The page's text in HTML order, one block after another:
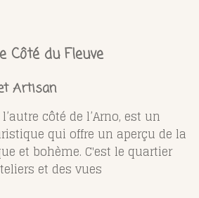
Côté du Fleuve
Artisan
côté de l’Arno, est un
qui offre un aperçu de la
et bohème. C'est le quartier
et des vues